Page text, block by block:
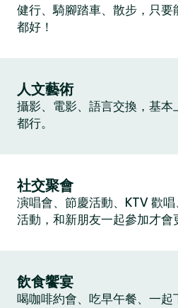
健行、騎腳踏車、散步，只要
都好！
人文藝術
攝影、電影、語言交換，基本
都行。
社交聚會
演唱會、節慶活動、KTV 歡
活動，和新朋友一起參加才會
飲食饗宴
喝咖啡約會、吃早午餐、一起